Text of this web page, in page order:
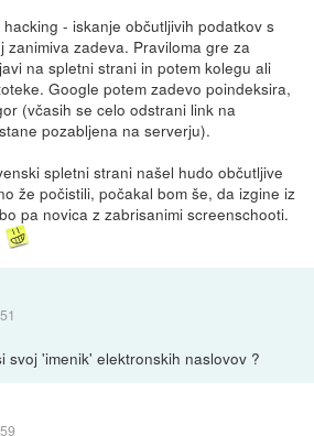
- iskanje občutljivih podatkov s
zanimiva zadeva. Praviloma gre za
na spletni strani in potem kolegu ali
Google potem zadevo poindeksira,
(včasih se celo odstrani link na
pozabljena na serverju).
spletni strani našel hudo občutljive
že počistili, počakal bom še, da izgine iz
pa novica z zabrisanimi screenschooti.
svoj 'imenik' elektronskih naslovov ?